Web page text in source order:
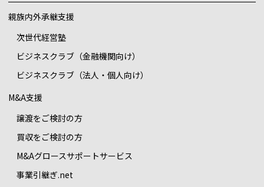
親族内外承継支援
次世代経営塾
ビジネスクラブ（金融機関向け）
ビジネスクラブ（法人・個人向け）
M&A支援
譲渡をご検討の方
買収をご検討の方
M&Aグロースサポートサービス
事業引継ぎ.net